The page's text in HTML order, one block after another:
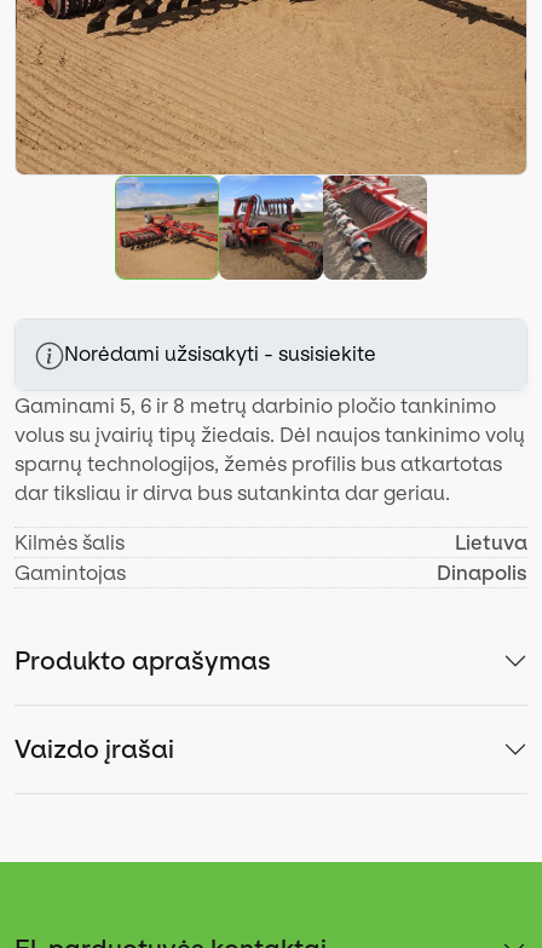
Norėdami užsisakyti - susisiekite
Gaminami 5, 6 ir 8 metrų darbinio pločio tankinimo
volus su įvairių tipų žiedais. Dėl naujos tankinimo volų
sparnų technologijos, žemės profilis bus atkartotas
dar tiksliau ir dirva bus sutankinta dar geriau.
Kilmės šalis
Lietuva
Gamintojas
Dinapolis
Produkto aprašymas
Vaizdo įrašai